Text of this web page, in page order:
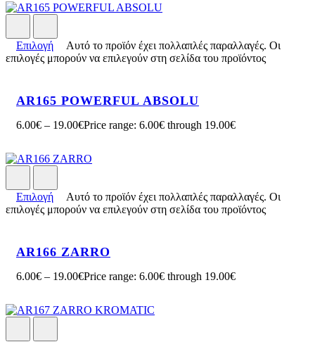
Επιλογή
Αυτό το προϊόν έχει πολλαπλές παραλλαγές. Οι
επιλογές μπορούν να επιλεγούν στη σελίδα του προϊόντος
AR165 POWERFUL ABSOLU
6.00€ – 19.00€Price range: 6.00€ through 19.00€
Επιλογή
Αυτό το προϊόν έχει πολλαπλές παραλλαγές. Οι
επιλογές μπορούν να επιλεγούν στη σελίδα του προϊόντος
AR166 ZARRO
6.00€ – 19.00€Price range: 6.00€ through 19.00€